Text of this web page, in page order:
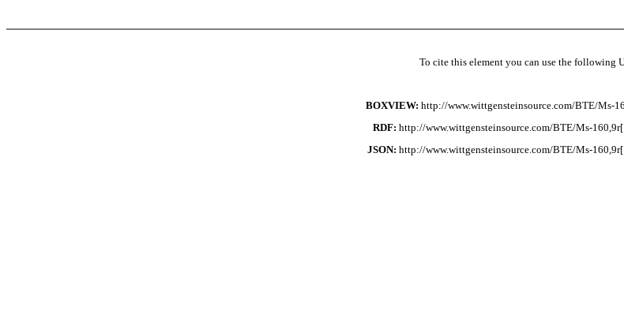
To cite this element you can use the following
BOXVIEW: http://www.wittgensteinsource.com/BTE/Ms-
RDF: http://www.wittgensteinsource.com/BTE/Ms-
JSON: http://www.wittgensteinsource.com/BTE/Ms-